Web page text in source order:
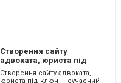
Створення сайту
адвоката, юриста під
ключ
Створення сайту адвоката,
юриста під ключ — сучасний